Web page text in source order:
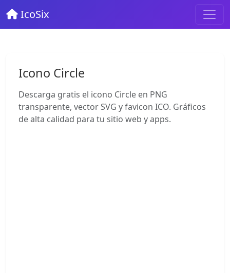
IcoSix
Icono Circle
Descarga gratis el icono Circle en PNG
transparente, vector SVG y favicon ICO. Gráficos
de alta calidad para tu sitio web y apps.